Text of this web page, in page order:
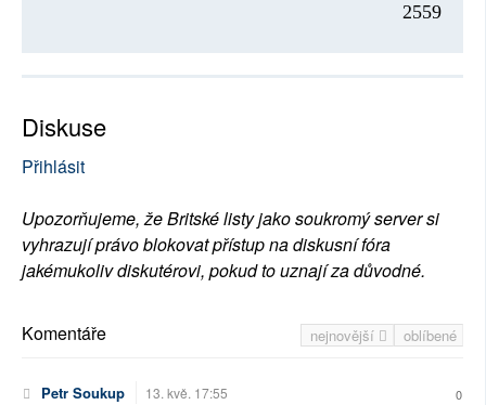
2559
Diskuse
Přihlásit
Upozorňujeme, že Britské listy jako soukromý server si
vyhrazují právo blokovat přístup na diskusní fóra
jakémukoliv diskutérovi, pokud to uznají za důvodné.
nejnovější oblíbené
Komentáře
Petr Soukup 13. kvě. 17:55 0